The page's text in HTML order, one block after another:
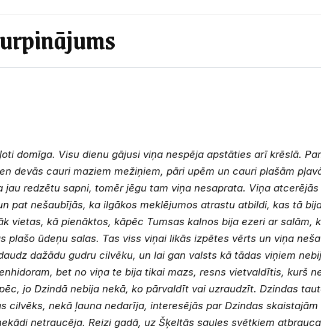
domīga. Visu dienu gājusi viņa nespēja apstāties arī krēslā.
devās cauri maziem mežiņiem, pāri upēm un cauri plašām
jau redzētu sapni, tomēr jēgu tam viņa nesaprata. Viņa atcerējās
pat nešaubījās, ka ilgākos meklējumos atrastu atbildi, kas tā
vietas, kā pienāktos, kāpēc Tumsas kalnos bija ezeri ar salām,
plašo ūdeņu salas. Tas viss viņai likās izpētes vērts un viņa
dažādu gudru cilvēku, un lai gan valsts kā tādas viņiem
bet no viņa te bija tikai mazs, resns vietvaldītis, kurš
jo Dzindā nebija nekā, ko pārvaldīt vai uzraudzīt. Dzindas
cilvēks, nekā ļauna nedarīja, interesējās par Dzindas skaistajām
netraucēja. Reizi gadā, uz Šķeltās saules svētkiem